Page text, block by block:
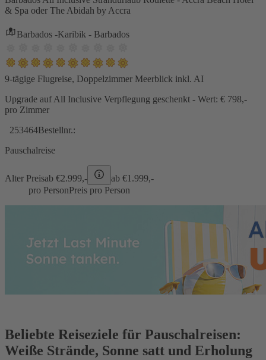
& Spa oder The Abidah by Accra
Barbados -Karibik - Barbados
9-tägige Flugreise, Doppelzimmer Meerblick inkl. AI
Upgrade auf All Inclusive Verpflegung geschenkt - Wert: € 798,-
pro Zimmer
253464Bestellnr.:
Pauschalreise
Alter Preisab €2.999,- ab €1.999,-
pro PersonPreis pro Person
Beliebte Reiseziele für Pauschalreisen:
Weiße Strände, Sonne satt und Erholung